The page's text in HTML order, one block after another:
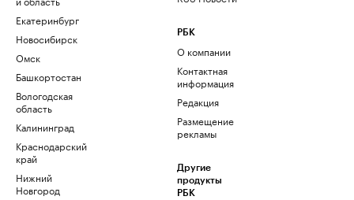
Екатеринбург
Новосибирск
Омск
Башкортостан
Вологодская
область
Калининград
Краснодарский
край
Нижний
Новгород
РБК
О компании
Контактная
информация
Редакция
Размещение
рекламы
Другие
продукты
РБК